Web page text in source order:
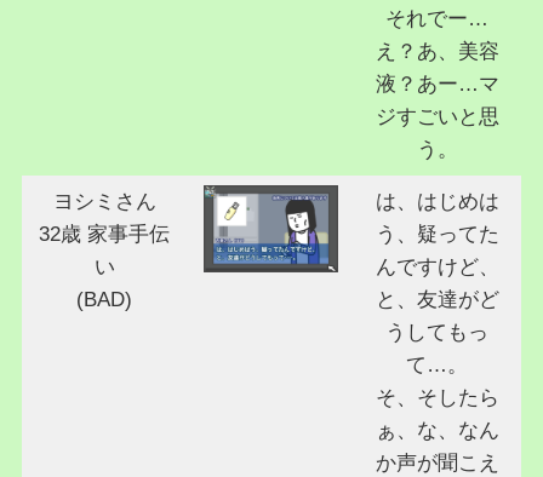
それでー…
え？あ、美容
液？あー…マ
ジすごいと思
う。
ヨシミさん
32歳 家事手伝
い
(BAD)
は、はじめは
う、疑ってた
んですけど、
と、友達がど
うしてもっ
て…。
そ、そしたら
ぁ、な、なん
か声が聞こえ